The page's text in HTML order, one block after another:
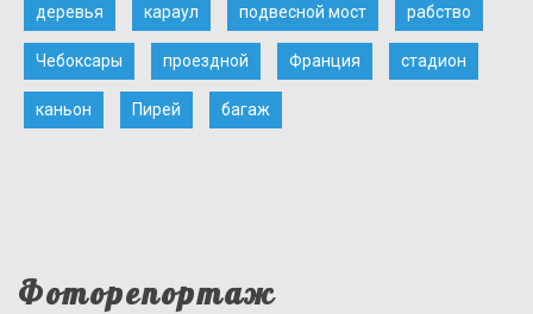
деревья караул подвесной мост рабство
Чебоксары проездной Франция стадион
каньон Пирей багаж
Фоторепортаж